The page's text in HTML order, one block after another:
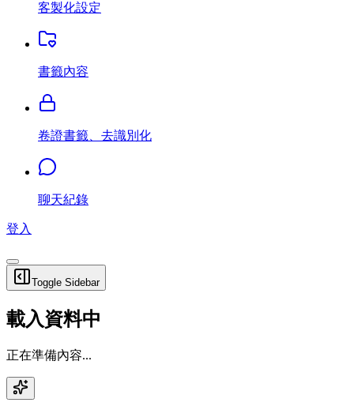
客製化設定
書籤內容
卷證書籤、去識別化
聊天紀錄
登入
Toggle Sidebar
載入資料中
正在準備內容...